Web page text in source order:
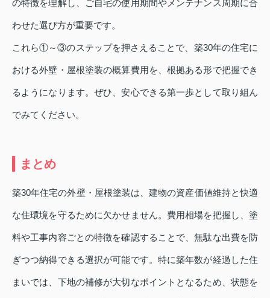
の特徴を理解し、ご自宅の使用期間やメンテナンス周期に合
わせた選び方が重要です。
これら①～③のステップを押さえることで、築30年の住宅に
おける外壁・屋根塗装の概算費用を、根拠ある形で把握でき
るようになります。ぜひ、安心できる第一歩として取り組ん
でみてください。
まとめ
築30年住宅の外壁・屋根塗装は、建物の資産価値維持と快適
な住環境を守るために欠かせません。費用相場を把握し、塗
料や工事内容ごとの特徴を確認することで、無駄な出費を防
ぎつつ納得できる選択が可能です。特に築年数が経過した住
まいでは、下地の補修が大切なポイントとなるため、状態を